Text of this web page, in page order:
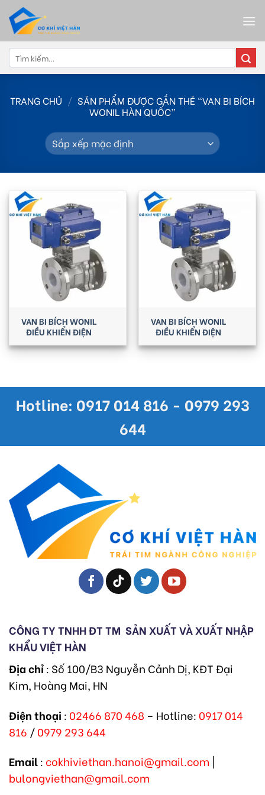
content
Tìm
kiếm:
TRANG CHỦ / SẢN PHẨM ĐƯỢC GẮN THẺ “VAN BI BÍCH
WONIL HÀN QUỐC”
VAN BI BÍCH WONIL
ĐIỀU KHIỂN ĐIỆN
VAN BI BÍCH WONIL
ĐIỀU KHIỂN ĐIỆN
Hotline: 0917 014 816 - 0979 293
644
CÔNG TY TNHH ĐT TM SẢN XUẤT VÀ XUẤT NHẬP
KHẨU VIỆT HÀN
Địa chỉ: Số 100/B3 Nguyễn Cảnh Dị, KĐT Đại
Kim, Hoàng Mai, HN
Điện thoại : 02466 870 468 – Hotline: 0917 014
816 /0979 293 644
Email: cokhiviethan.hanoi@gmail.com
bulongviethan@gmail.com